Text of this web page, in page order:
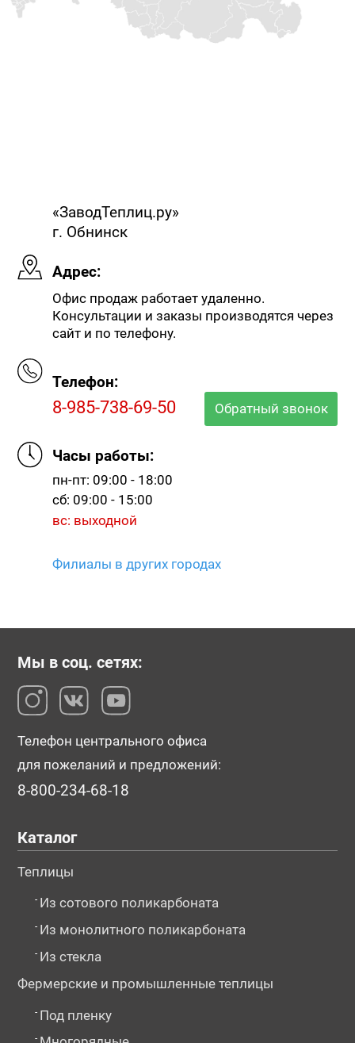
«ЗаводТеплиц.ру»
г. Обнинск
Адрес:
Офис продаж работает удаленно.
Консультации и заказы производятся через
сайт и по телефону.
Телефон:
8-985-738-69-50 Обратный звонок
Часы работы:
пн-пт: 09:00 - 18:00
сб: 09:00 - 15:00
вс: выходной
Филиалы в других городах
Мы в соц. сетях:
Телефон центрального офиса
для пожеланий и предложений:
8-800-234-68-18
Каталог
Теплицы
- Из сотового поликарбоната
- Из монолитного поликарбоната
- Из стекла
Фермерские и промышленные теплицы
- Под пленку
-